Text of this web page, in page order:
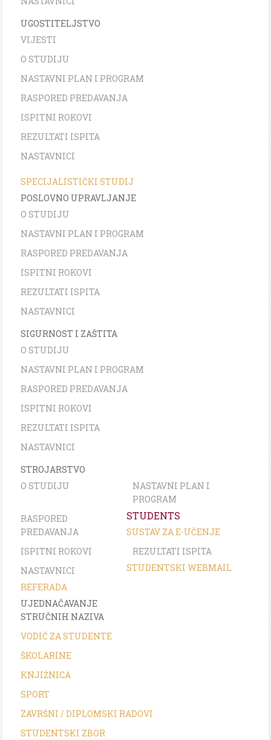
UGOSTITELJSTVO
VIJESTI
O STUDIJU
NASTAVNI PLAN I PROGRAM
RASPORED PREDAVANJA
ISPITNI ROKOVI
REZULTATI ISPITA
NASTAVNICI
SPECIJALISTIČKI STUDIJ
POSLOVNO UPRAVLJANJE
O STUDIJU
NASTAVNI PLAN I PROGRAM
RASPORED PREDAVANJA
ISPITNI ROKOVI
REZULTATI ISPITA
NASTAVNICI
SIGURNOST I ZAŠTITA
O STUDIJU
NASTAVNI PLAN I PROGRAM
RASPORED PREDAVANJA
ISPITNI ROKOVI
REZULTATI ISPITA
NASTAVNICI
STROJARSTVO
O STUDIJU
NASTAVNI PLAN I
PROGRAM
RASPORED
PREDAVANJA
ISPITNI ROKOVI
REZULTATI ISPITA
NASTAVNICI
STUDENTS
SUSTAV ZA E-UČENJE
STUDENTSKI WEBMAIL
REFERADA
UJEDNAČAVANJE
STRUČNIH NAZIVA
VODIČ ZA STUDENTE
ŠKOLARINE
KNJIŽNICA
SPORT
ZAVRŠNI / DIPLOMSKI RADOVI
STUDENTSKI ZBOR